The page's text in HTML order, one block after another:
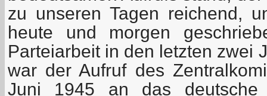
zu unseren Tagen reichend,
heute und morgen
Parteiarbeit in den letzten zwei
war der Aufruf des
Juni 1945 an das deutsche